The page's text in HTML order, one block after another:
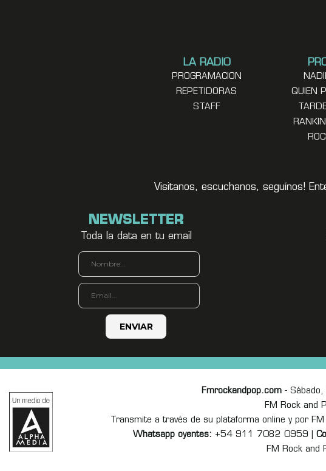
LA RADIO
PROGRAMACION
REPETIDORAS
STAFF
QUIEN
Visitanos, escuchanos, seguínos!
NEWSLETTER
Toda la data en tu email
Fmrockandpop.com- Sábado,
FM Rock and
Transmite a través de su plataforma online y por
Whatsapp oyentes: +54 911 7082 0959 |
FM Rock and